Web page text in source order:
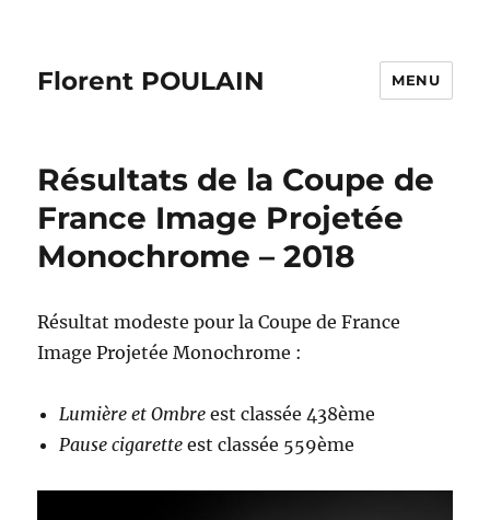
Florent POULAIN MENU
Résultats de la Coupe de
France Image Projetée
Monochrome – 2018
Résultat modeste pour la Coupe de France
Image Projetée Monochrome :
Lumière et Ombre est classée 438ème
Pause cigarette est classée 559ème